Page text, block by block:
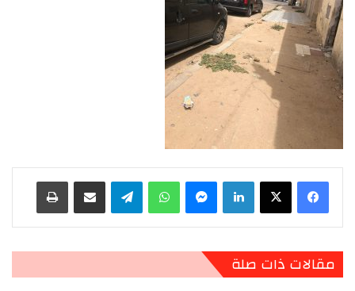
لينكدإن ماسنجر واتساب تيلقرام مشاركة عبر البريد طباعة
مقالات ذات صلة